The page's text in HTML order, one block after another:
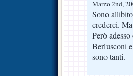
Marzo 2nd,
Sono
crederci.
Però
Berlusconi
sono tanti.